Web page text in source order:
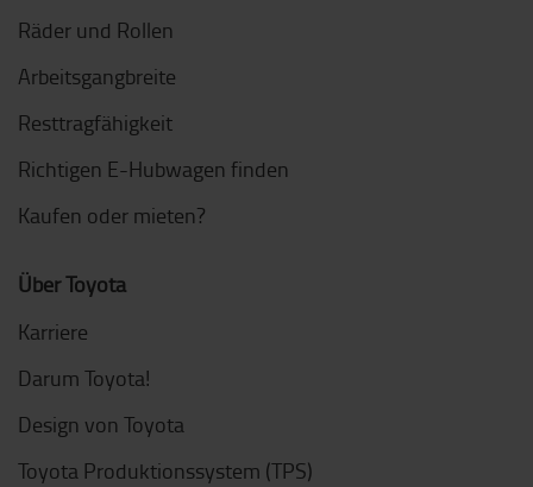
Räder und Rollen
Arbeitsgangbreite
Resttragfähigkeit
Richtigen E-Hubwagen finden
Kaufen oder mieten?
Über Toyota
Karriere
Darum Toyota!
Design von Toyota
Toyota Produktionssystem (TPS)